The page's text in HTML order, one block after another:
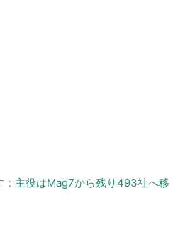
：主役はMag7から残り493社へ移